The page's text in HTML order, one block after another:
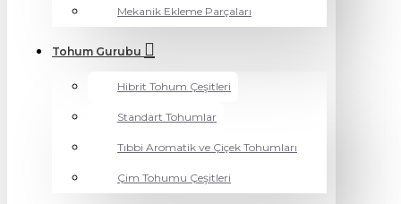
Mekanik Ekleme Parçaları
Tohum Gurubu
Hibrit Tohum Çeşitleri
Standart Tohumlar
Tıbbi Aromatik ve Çiçek Tohumları
Çim Tohumu Çeşitleri